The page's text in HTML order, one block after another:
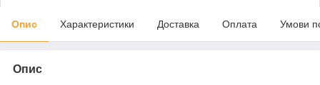
Опис Характеристики Доставка Оплата Умови
Опис